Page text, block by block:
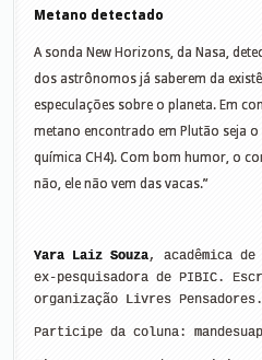
Metano detectado
A sonda New Horizons, da Nasa,
dos astrônomos já saberem da
especulações sobre o planeta. Em
metano encontrado em Plutão seja
química CH4). Com bom humor, o
não, ele não vem das vacas.”
Yara Laiz Souza, acadêmica de
ex-pesquisadora de PIBIC.
organização Livres Pensadores.
Participe da coluna: